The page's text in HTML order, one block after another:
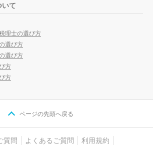
いて
理士の選び方
選び方
選び方
方
方
ページの先頭へ戻る
質問 よくあるご質問
利用規約